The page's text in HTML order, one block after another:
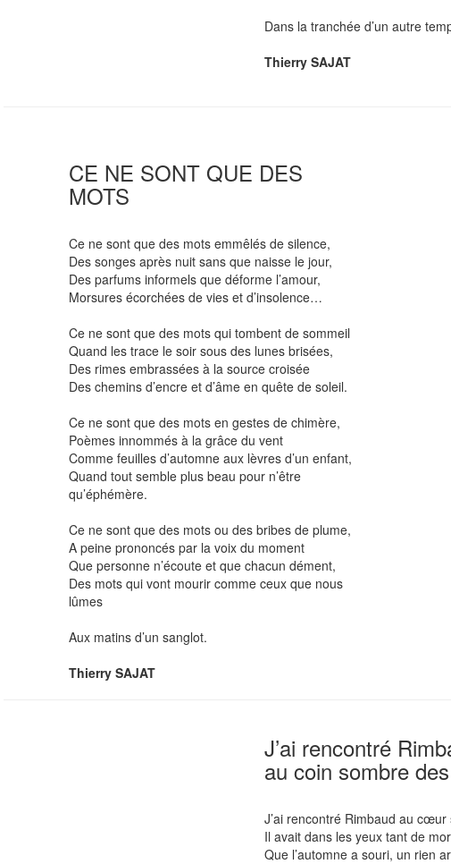
Dans la tranchée d’un autre
Thierry SAJAT
CE NE SONT QUE DES
MOTS
Ce ne sont que des mots emmêlés de silence,
Des songes après nuit sans que naisse le jour,
Des parfums informels que déforme l’amour,
Morsures écorchées de vies et d’insolence…
Ce ne sont que des mots qui tombent de sommeil
Quand les trace le soir sous des lunes brisées,
Des rimes embrassées à la source croisée
Des chemins d’encre et d’âme en quête de soleil.
Ce ne sont que des mots en gestes de chimère,
Poèmes innommés à la grâce du vent
Comme feuilles d’automne aux lèvres d’un enfant,
Quand tout semble plus beau pour n’être
qu’éphémère.
Ce ne sont que des mots ou des bribes de plume,
A peine prononcés par la voix du moment
Que personne n’écoute et que chacun dément,
Des mots qui vont mourir comme ceux que nous
lûmes
Aux matins d’un sanglot.
Thierry SAJAT
J’ai rencontré
au coin sombre
J’ai rencontré Rimbaud au
Il avait dans les yeux tant de
Que l’automne a souri, un rien